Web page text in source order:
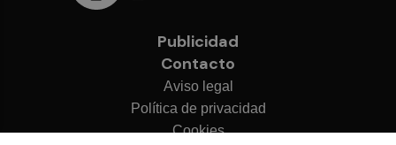
Publicidad
Contacto
Aviso legal
Política de privacidad
Cookies